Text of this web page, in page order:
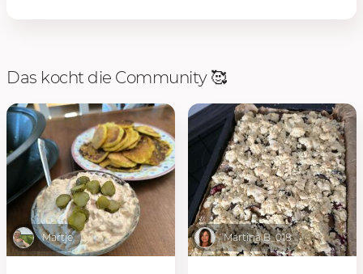
Das kocht die Community 🥰
Martje Martina B_018